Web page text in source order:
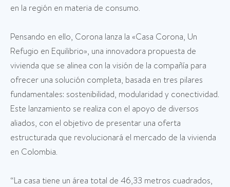
en la región en materia de consumo.
Pensando en ello, Corona lanza la «Casa Corona, Un
Refugio en Equilibrio», una innovadora propuesta de
vivienda que se alinea con la visión de la compañía para
ofrecer una solución completa, basada en tres pilares
fundamentales: sostenibilidad, modularidad y conectividad.
Este lanzamiento se realiza con el apoyo de diversos
aliados, con el objetivo de presentar una oferta
estructurada que revolucionará el mercado de la vivienda
en Colombia.
“La casa tiene un área total de 46,33 metros cuadrados,